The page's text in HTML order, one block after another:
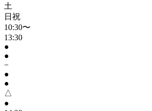
土
日祝
10:30〜
13:30
●
●
−
●
●
△
●